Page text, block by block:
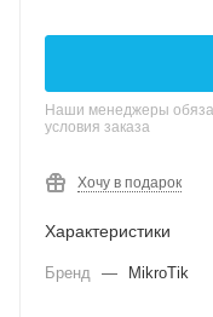
Наши менеджеры
условия заказа
Хочу в подарок
Характеристики
Бренд — MikroTik